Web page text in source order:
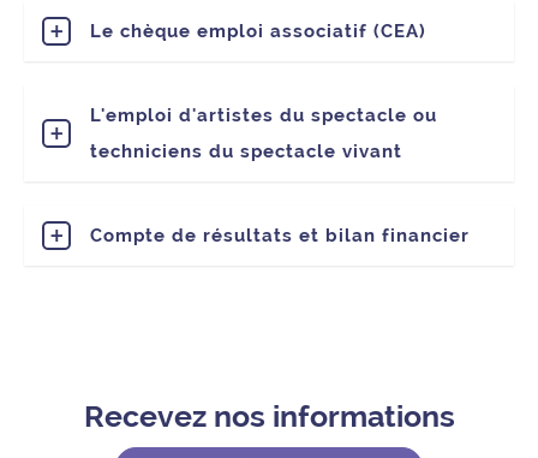
Le chèque emploi associatif (CEA)
L'emploi d'artistes du spectacle ou
techniciens du spectacle vivant
Compte de résultats et bilan financier
Recevez nos informations